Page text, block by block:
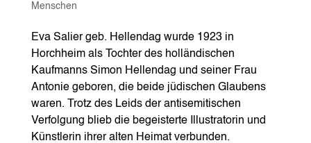
Menschen
Eva Salier geb. Hellendag wurde 1923 in
Horchheim als Tochter des holländischen
Kaufmanns Simon Hellendag und seiner Frau
Antonie geboren, die beide jüdischen Glaubens
waren. Trotz des Leids der antisemitischen
Verfolgung blieb die begeisterte Illustratorin und
Künstlerin ihrer alten Heimat verbunden.